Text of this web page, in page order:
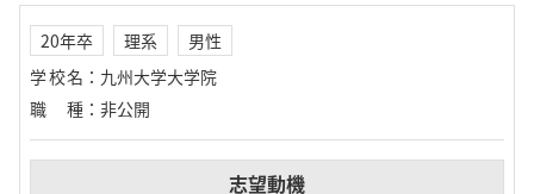
20年卒 理系
男性
学校名 ： 九州大学大学院
職種 ： 非公開
志望動機